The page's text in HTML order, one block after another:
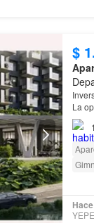
$
La
1